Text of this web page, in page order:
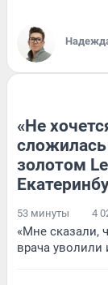
«Не
сложилась
золотом
53 минуты 4
«Мне сказали,
врача уволили